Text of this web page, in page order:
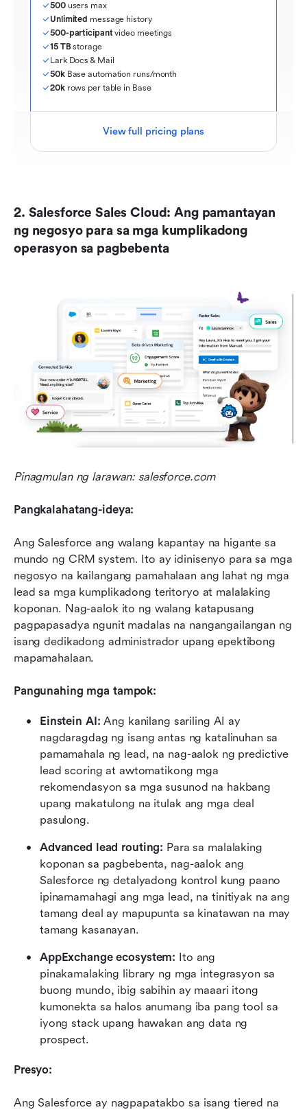
500 users max
Unlimited message history
500-participant video meetings
15 TB storage
Lark Docs & Mail
50k Base automation runs/month
20k rows per table in Base
View full pricing plans
2. Salesforce Sales Cloud: Ang pamantayan
ng negosyo para sa mga kumplikadong
operasyon sa pagbebenta
Pinagmulan ng larawan: salesforce.com
Pangkalahatang-ideya:
Ang Salesforce ang walang kapantay na higante sa
mundo ng CRM system. Ito ay idinisenyo para sa mga
negosyo na kailangang pamahalaan ang lahat ng mga
lead sa mga kumplikadong teritoryo at malalaking
koponan. Nag-aalok ito ng walang katapusang
pagpapasadya ngunit madalas na nangangailangan ng
isang dedikadong administrador upang epektibong
mapamahalaan.
Pangunahing mga tampok:
Einstein AI: Ang kanilang sariling AI ay
nagdaragdag ng isang antas ng katalinuhan sa
pamamahala ng lead, na nag-aalok ng predictive
lead scoring at awtomatikong mga
rekomendasyon sa mga susunod na hakbang
upang makatulong na itulak ang mga deal
pasulong.
Advanced lead routing: Para sa malalaking
koponan sa pagbebenta, nag-aalok ang
Salesforce ng detalyadong kontrol kung paano
ipinamamahagi ang mga lead, na tinitiyak na ang
tamang deal ay mapupunta sa kinatawan na may
tamang kasanayan.
AppExchange ecosystem: Ito ang
pinakamalaking library ng mga integrasyon sa
buong mundo, ibig sabihin ay maaari itong
kumonekta sa halos anumang iba pang tool sa
iyong stack upang hawakan ang data ng
prospect.
Presyo:
Ang Salesforce ay nagpapatakbo sa isang tiered na